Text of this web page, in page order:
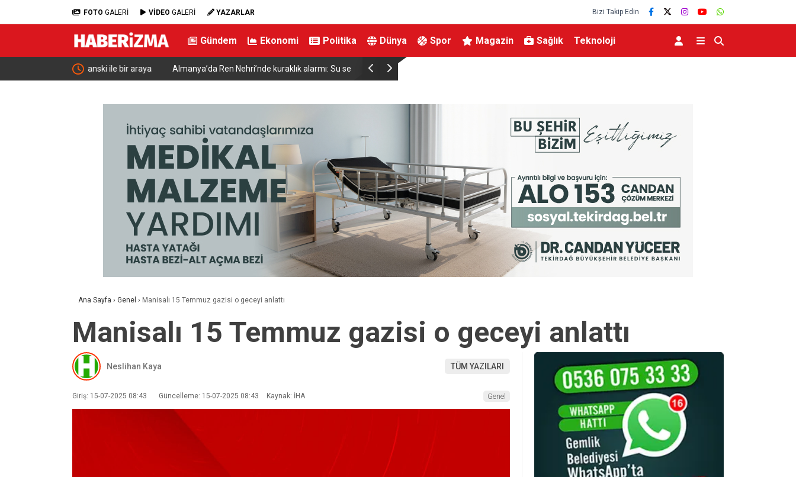
FOTO GALERİ VİDEO GALERİ YAZARLAR Bizi Takip Edin
Gündem Ekonomi Politika Dünya Spor Magazin Sağlık Teknoloji
Almanya’da Ren Nehri’nde kuraklık alarmı: Su seviyesinde tarihi düşüş Uludağ’da çıkan orman yangını söndürüldü
Ana Sayfa › Genel › Manisalı 15 Temmuz gazisi o geceyi anlattı
Manisalı 15 Temmuz gazisi o geceyi anlattı
Neslihan Kaya TÜM YAZILARI
Giriş: 15-07-2025 08:43 Güncelleme: 15-07-2025 08:43 Kaynak: İHA Genel